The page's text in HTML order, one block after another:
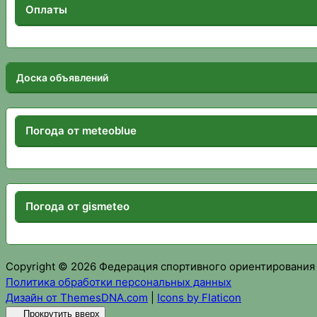
Оплаты
Доска объявлений
Погода от meteoblue
Погода от gismeteo
Copyright © 2026 Федерация спортивного
Политика обработки персональных данных
Дизайн от ThemesDNA.com
Icons by Flaticon
Прокрутить вверх